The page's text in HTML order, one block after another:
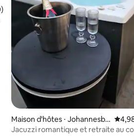
moyenne sur la base de 29
Maison d'hôtes ⋅ Johannesbo
urg
Jacuzzi romantique et retraite au